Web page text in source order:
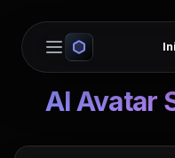
Open main menu
AI Avatar